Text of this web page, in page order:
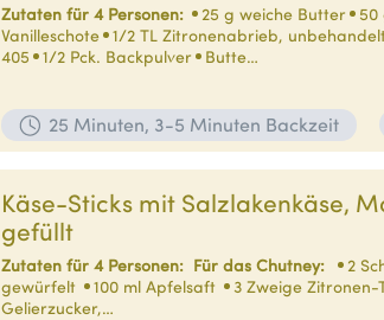
Zutaten für 4 Personen: 25 g weiche Butter 50
Vanilleschote
1/2 TL Zitronenabrieb, unbehandelt
405
1/2 Pck. Backpulver Butte…
25 Minuten, 3-5 Minuten Backzeit
Käse-Sticks mit Salzlakenkäse,
gefüllt
Zutaten für 4 Personen: Für das Chutney: 2
gewürfelt
100 ml Apfelsaft 3 Zweige Zitronen-
Gelierzucker,…